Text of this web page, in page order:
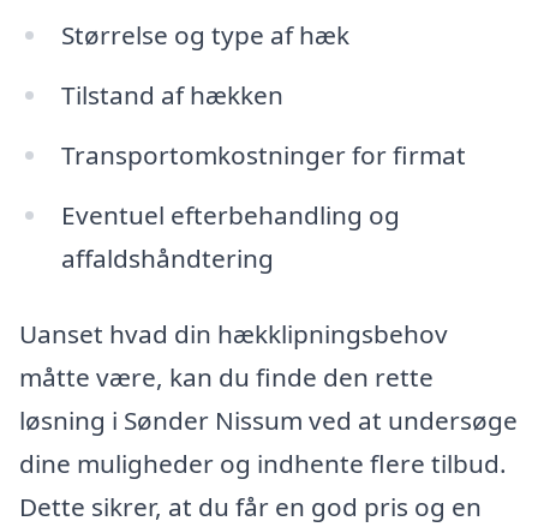
Størrelse og type af hæk
Tilstand af hækken
Transportomkostninger for firmat
Eventuel efterbehandling og
affaldshåndtering
Uanset hvad din hækklipningsbehov
måtte være, kan du finde den rette
løsning i Sønder Nissum ved at undersøge
dine muligheder og indhente flere tilbud.
Dette sikrer, at du får en god pris og en